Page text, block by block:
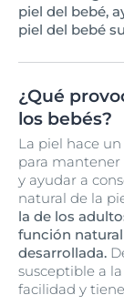
piel del bebé,
piel del bebé
¿Qué
los bebés?
La piel hace
para mantener
y ayudar a
natural de la
la de los
función
desarrollada.
susceptible a
facilidad y